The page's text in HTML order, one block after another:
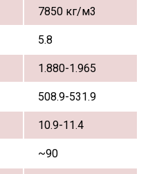
7850 кг/м3
5.8
1.880-1.965
508.9-531.9
10.9-11.4
~90